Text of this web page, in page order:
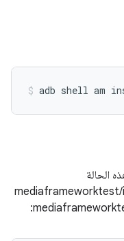
الحالة